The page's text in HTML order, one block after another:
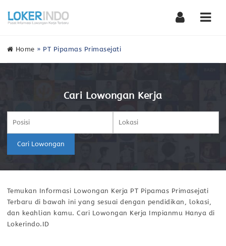
Home » PT Pipamas Primasejati
Cari Lowongan Kerja
Cari Lowongan
Temukan Informasi Lowongan Kerja PT Pipamas Primasejati
Terbaru di bawah ini yang sesuai dengan pendidikan, lokasi,
dan keahlian kamu. Cari Lowongan Kerja Impianmu Hanya di
Lokerindo.ID